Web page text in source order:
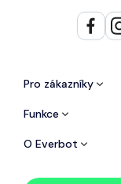
Pro zákazníky
Funkce
O Everbot